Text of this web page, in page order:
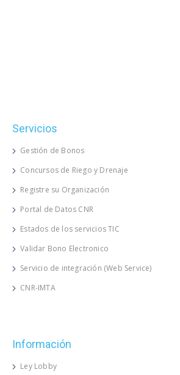
Servicios
Gestión de Bonos
Concursos de Riego y Drenaje
Registre su Organización
Portal de Datos CNR
Estados de los servicios TIC
Validar Bono Electronico
Servicio de integración (Web Service)
CNR-IMTA
Información
Ley Lobby